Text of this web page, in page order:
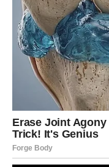
Ljubav vam
dugo čekate
Kada su emocije u
biti veoma važan.
ponašanjem ili niste
osobom, sada dolazi